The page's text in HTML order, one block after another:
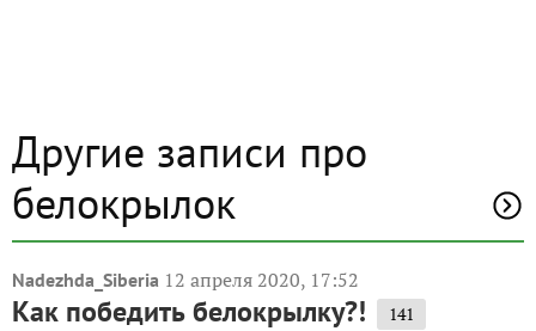
Другие записи про
белокрылок
Nadezhda_Siberia 12 апреля 2020, 17:52
Как победить белокрылку?! 141